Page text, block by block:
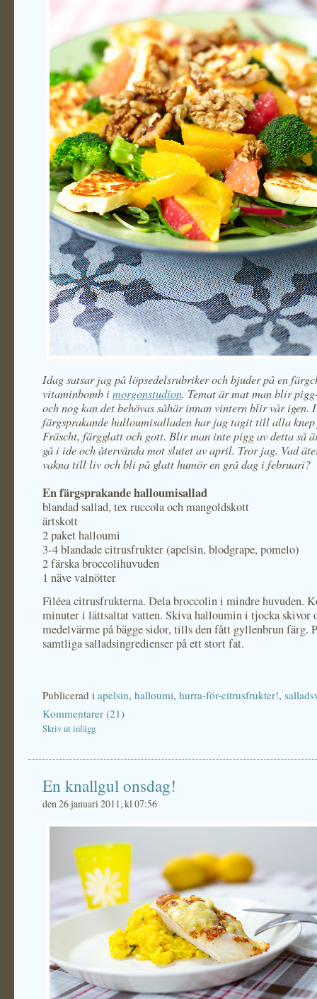
Idag satsar jag på löpsedelsrubriker och bjuder på en
vitaminbomb imorgonstudion. Temat är mat man blir
och nog kan det behövas såhär innan vintern blir vår igen.
färgsprakande halloumisalladen har jag tagit till alla
Fräscht, färgglatt och gott. Blir man inte pigg av detta så
gå i ide och återvända mot slutet av april. Tror jag. Vad
vakna till liv och bli på glatt humör en grå dag i februari?
En färgsprakande halloumisallad
blandad sallad, tex ruccola och mangoldskott
ärtskott
2 paket halloumi
3-4 blandade citrusfrukter (apelsin, blodgrape, pomelo)
2 färska broccolihuvuden
1 näve valnötter
Filéea citrusfrukterna. Dela broccolin i mindre huvuden.
minuter i lättsaltat vatten. Skiva halloumin i tjocka skivor
medelvärme på bägge sidor, tills den fått gyllenbrun färg.
samtliga salladsingredienser på ett stort fat.
Publicerad i apelsin, halloumi, hurra-för-citrusfrukter!,
Kommentarer (21)
Skriv ut inlägg
En knallgul onsdag!
den 26 januari 2011, kl 07:56